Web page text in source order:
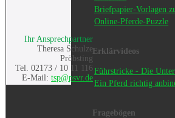
Ihr Ansprechpartner
Theresa Schulze
Pröbsting
Tel. 02173 / 10 11 116
E-Mail:tsp@psvr.de
Briefpapier-Vorlagen
Online-Pferde-Puzzle
Erklärvideos
Führstricke - Die
Ein Pferd richtig
Fragebögen